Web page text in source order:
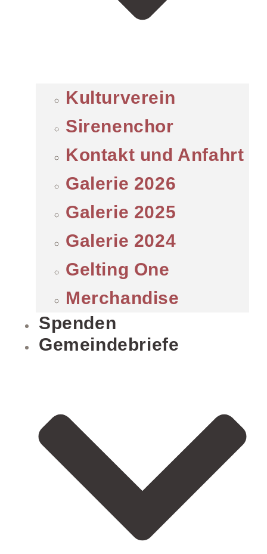
Kulturverein
Sirenenchor
Kontakt und Anfahrt
Galerie 2026
Galerie 2025
Galerie 2024
Gelting One
Merchandise
Spenden
Gemeindebriefe